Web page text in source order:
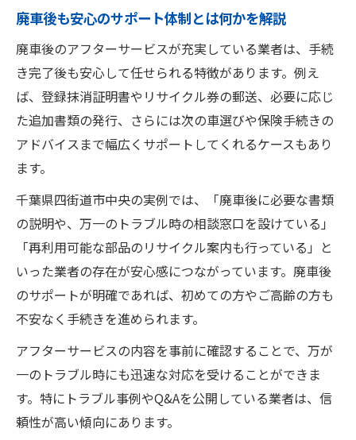
アフターサービスの有無が廃車の満足度を
左右
廃車手続きで見逃せないアフターサポート
内容
依頼前に確認したい廃車アフターサービス
の種類
法
初めての廃車でも安心なサポート内容を解説
初めてでも安心できる廃車アフターサポー
トの流れ
初心者が知っておくべき廃車サポートの全
サポート体制が充実した廃車業者の特徴
初めての廃車手続きで役立つアフターサー
ビス例
廃車後も安心のサポート体制とは何かを解説
廃車後のアフターサービスが充実している業者は、手続
き完了後も安心して任せられる特徴があります。例え
ば、登録抹消証明書やリサイクル券の郵送、必要に応じ
た追加書類の発行、さらには次の車選びや保険手続きの
アドバイスまで幅広くサポートしてくれるケースもあり
ます。
千葉県四街道市中央の実例では、「廃車後に必要な書類
の説明や、万一のトラブル時の相談窓口を設けている」
「再利用可能な部品のリサイクル案内も行っている」と
いった業者の存在が安心感につながっています。廃車後
のサポートが明確であれば、初めての方やご高齢の方も
不安なく手続きを進められます。
アフターサービスの内容を事前に確認することで、万が
一のトラブル時にも迅速な対応を受けることができま
す。特にトラブル事例やQ&Aを公開している業者は、信
頼性が高い傾向にあります。